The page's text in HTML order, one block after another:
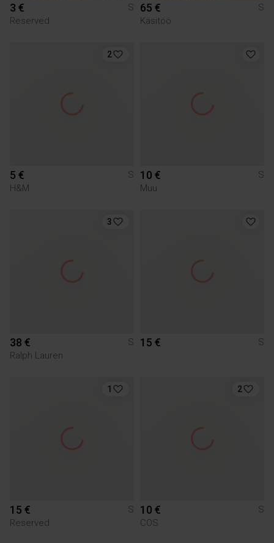
3 €
S
Reserved
65 €
S
Käsitöö
2
5 €
S
H&M
10 €
S
Muu
3
38 €
S
Ralph Lauren
15 € S
1
15 €
S
Reserved
2
10 €
S
COS